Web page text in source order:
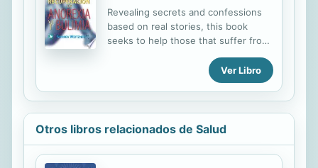
Revealing secrets and confessions
based on real stories, this book
seeks to help those that suffer from
someone else is and want to help. It
explains that anorexia and bulimia
created prison and opens up the
dialogue, creating a practical way of
ultimately free oneself from them
Ver Libro
Otros libros relacionados de Salud